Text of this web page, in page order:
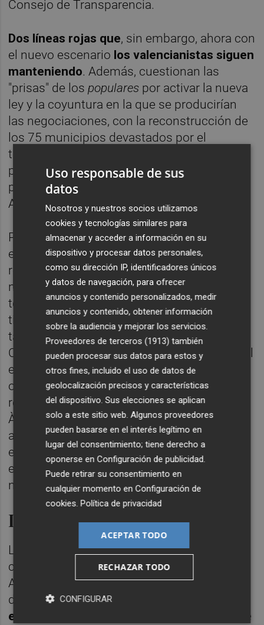
Consejo de Transparencia.
Dos líneas rojas que, sin embargo, ahora con
el nuevo escenario los valencianistas siguen
manteniendo. Además, cuestionan las
"prisas" de lospopulares por activar la nueva
ley y la coyuntura en la que se producirían
las negociaciones, con la reconstrucción de
los 75 municipios devastados por el
temporal apenas empezada. Una posición
por la que se antoja complicado que el PP
pueda llegar a un acuerdo con Compromís.
Al menos, por ahora.
Pese a todo, el PP mantiene que la intención
es poder incorporar a todos los partidos con
representación en el Parlamento en las
negociaciones y que la representación en
todos los entes sea proporcional a la que
tienen en Les Corts. La participación de Vox
también era un escollo insalvable tanto para
Compromís como para el PSOE, por lo que el
entendimiento no va a ser sencillo. No
obstante, los socialistas desean tener
representación en el órgano de dirección de
À Punt por lo que se da por sentado que
acabarían cediendo para lograr participar en
este consejo, pues si se cerraran en banda,
el Partido Popular podría finalmente acabar
negociando todo con Vox en solitario.
Las mayorías de la nueva ley
La nueva ley de À Punt establece que la
cadena cuenta con un Consejo de
Administración conformado por un total
de
ocho miembros
escogidos por
los grupos parlamentarios de
Uso responsable de sus
datos
Nosotros y nuestros socios utilizamos
cookies y tecnologías similares para
almacenar y acceder a información en su
dispositivo y procesar datos personales,
como su dirección IP, identificadores únicos
y datos de navegación, para ofrecer
anuncios y contenido personalizados, medir
anuncios y contenido, obtener información
sobre la audiencia y mejorar los servicios.
Proveedores de terceros (1913) también
pueden procesar sus datos para estos y
otros fines, incluido el uso de datos de
geolocalización precisos y características
del dispositivo. Sus elecciones se aplican
solo a este sitio web. Algunos proveedores
pueden basarse en el interés legítimo en
lugar del consentimiento; tiene derecho a
oponerse enConfiguración de publicidad.
Puede retirar su consentimiento en
cualquier momento enConfiguración de
cookies.Política de privacidad
ACEPTAR TODO
RECHAZAR TODO
CONFIGURAR